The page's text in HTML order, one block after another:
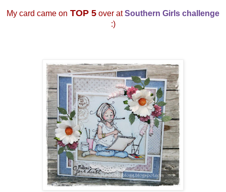
My card came on TOP 5 over atSouthern Girls challenge
:)